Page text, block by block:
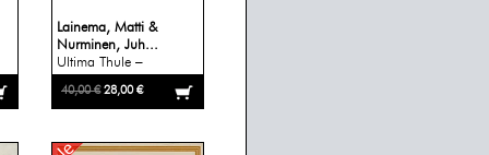
Lainema, Matti &
Nurminen, Juh...
Ultima Thule –
40,00 €28,00 €